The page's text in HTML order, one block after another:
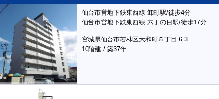
仙台市営地下鉄東西線 卸町駅/徒歩4分
仙台市営地下鉄東西線 六丁の目駅/徒歩17分
宮城県仙台市若林区大和町５丁目 6-3
10階建 / 築37年